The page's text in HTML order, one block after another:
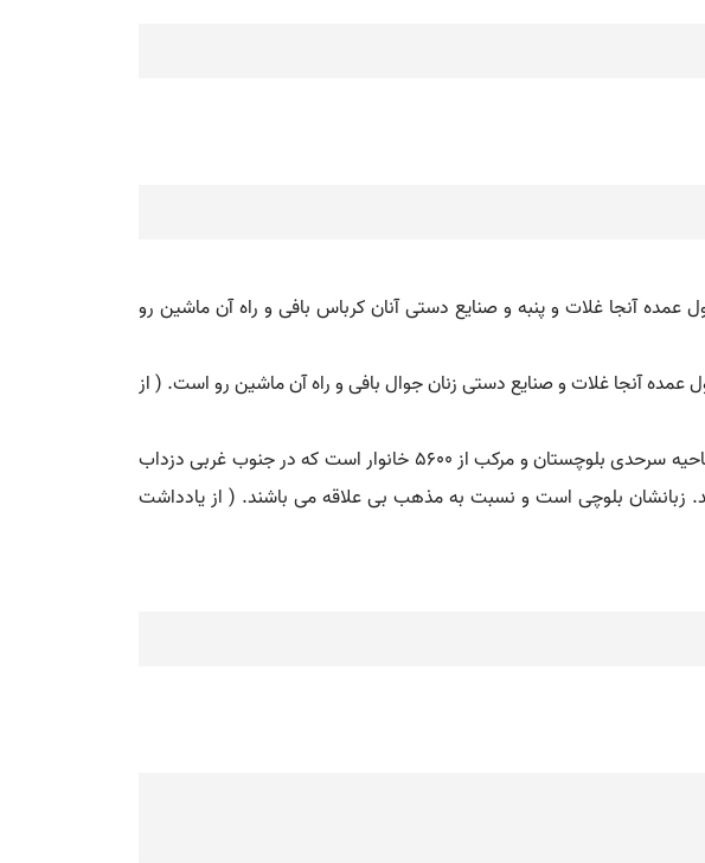
سکنه دارد. آب آن از قنات و محصول عمده آنجا غلات و پنبه و صنایع دستی آنان کرباس بافی و راه آن ماشین رو
تن سکنه دارد. آب آن از قنات و محصول عمده آنجا غلات و صنایع دستی زنان جوال بافی و راه آن ماشین رو است. ( از
ریگی. ( اِخ ) تیره ای ازطایفه جانکی سردسیر هفت لنگ. ( جغرافیای سیاسی کیهان ص 75 ). از طوایف ناحیه سرحدی بلوچستان و مرکب از 5600 خانوار است که در جنوب غربی دزداب
زبانشان بلوچی است و نسبت به مذهب بی علاقه می باشند. ( از یادداشت